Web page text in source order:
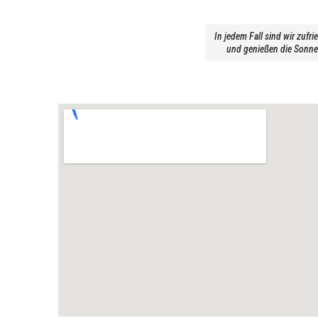
In jedem Fall sind wir
und genießen die